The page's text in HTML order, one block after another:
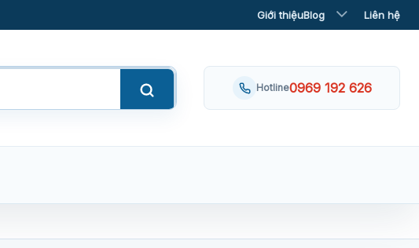
Giới thiệuBlog Liên hệ
Hotline0969 192 626